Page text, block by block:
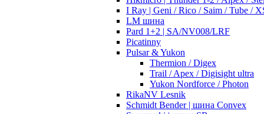
I Ray | Geni / Rico / Saim / Tube /
LM шина
Pard 1+2 | SA/NV008/LRF
Picatinny
Pulsar & Yukon
Thermion / Digex
Trail / Apex / Digisight ultra
Yukon Nordforce / Photon
RikaNV Lesnik
Schmidt Bender | шина Convex